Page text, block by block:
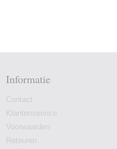
Informatie
Contact
Klantenservice
Voorwaarden
Retouren